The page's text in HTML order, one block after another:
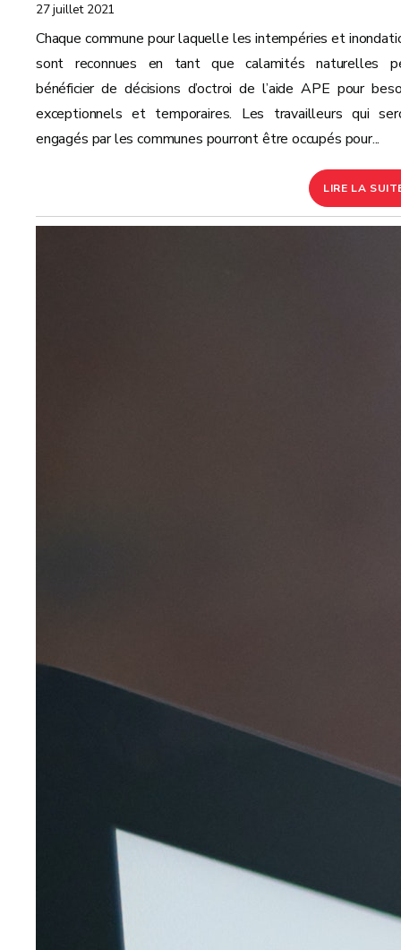
27 juillet 2021
Chaque commune pour laquelle les intempéries et
sont reconnues en tant que calamités naturelles
bénéficier de décisions d’octroi de l’aide APE pour
exceptionnels et temporaires. Les travailleurs qui
engagés par les communes pourront être occupés pour...
LIRE LA